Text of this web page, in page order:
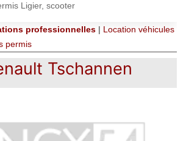
Ligier, scooter
professionnelles | Location véhicules
permis
Tschannen